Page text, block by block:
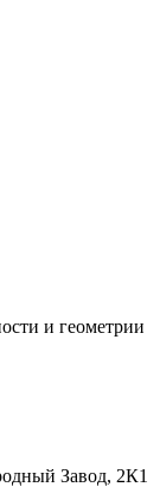
и геометрии
Завод, 2К1